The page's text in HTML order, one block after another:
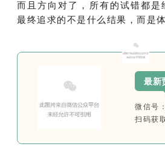
而且方向对了，所有的试错都是
最终追求的不是什么结果，而是
最新
微信号
扫码获